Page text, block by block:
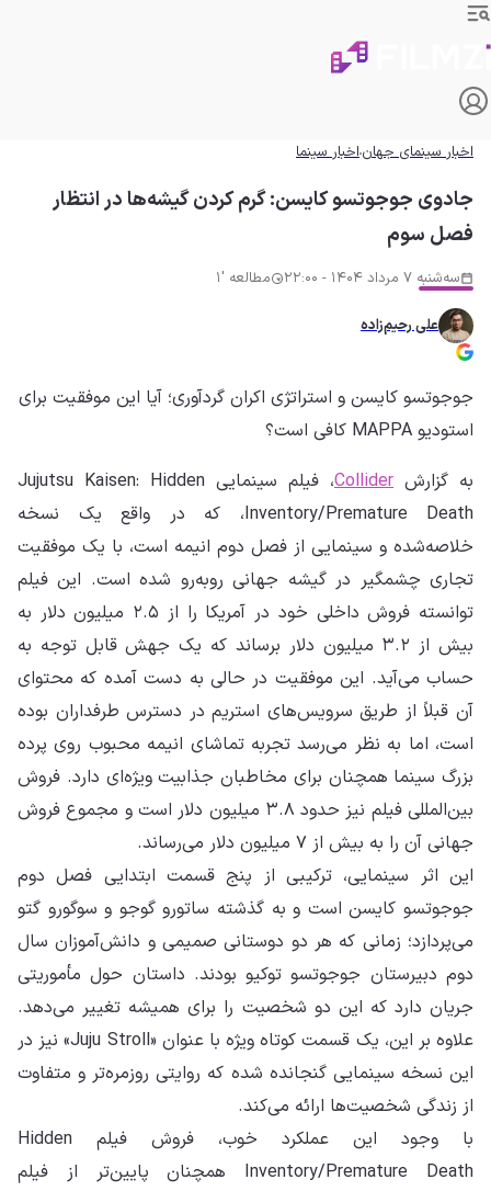
اخبار سینمای جهاناخبار سینما
جادوی جوجوتسو کایسن: گرم کردن گیشه‌ها در انتظار
فصل سوم
سه‌شنبه 7 مرداد 1404 - 22:00 مطالعه '1
علی رحیم‌زاده
جوجوتسو کایسن و استراتژی اکران گردآوری؛ آیا این موفقیت برای
استودیو MAPPA کافی است؟
به گزارش Collider
، فیلم سینمایی Jujutsu Kaisen: Hidden
Inventory/Premature Death، که در واقع یک نسخه
خلاصه‌شده و سینمایی از فصل دوم انیمه است، با یک موفقیت
تجاری چشمگیر در گیشه جهانی روبه‌رو شده است. این فیلم
توانسته فروش داخلی خود در آمریکا را از ۲.۵ میلیون دلار به
بیش از ۳.۲ میلیون دلار برساند که یک جهش قابل توجه به
حساب می‌آید. این موفقیت در حالی به دست آمده که محتوای
آن قبلاً از طریق سرویس‌های استریم در دسترس طرفداران بوده
است، اما به نظر می‌رسد تجربه تماشای انیمه محبوب روی پرده
بزرگ سینما همچنان برای مخاطبان جذابیت ویژه‌ای دارد. فروش
بین‌المللی فیلم نیز حدود ۳.۸ میلیون دلار است و مجموع فروش
جهانی آن را به بیش از ۷ میلیون دلار می‌رساند.
این اثر سینمایی، ترکیبی از پنج قسمت ابتدایی فصل دوم
جوجوتسو کایسن است و به گذشته ساتورو گوجو و سوگورو گتو
می‌پردازد؛ زمانی که هر دو دوستانی صمیمی و دانش‌آموزان سال
دوم دبیرستان جوجوتسو توکیو بودند. داستان حول مأموریتی
جریان دارد که این دو شخصیت را برای همیشه تغییر می‌دهد.
علاوه بر این، یک قسمت کوتاه ویژه با عنوان «Juju Stroll» نیز در
این نسخه سینمایی گنجانده شده که روایتی روزمره‌تر و متفاوت
از زندگی شخصیت‌ها ارائه می‌کند.
با وجود این عملکرد خوب، فروش فیلم Hidden
Inventory/Premature Death همچنان پایین‌تر از فیلم